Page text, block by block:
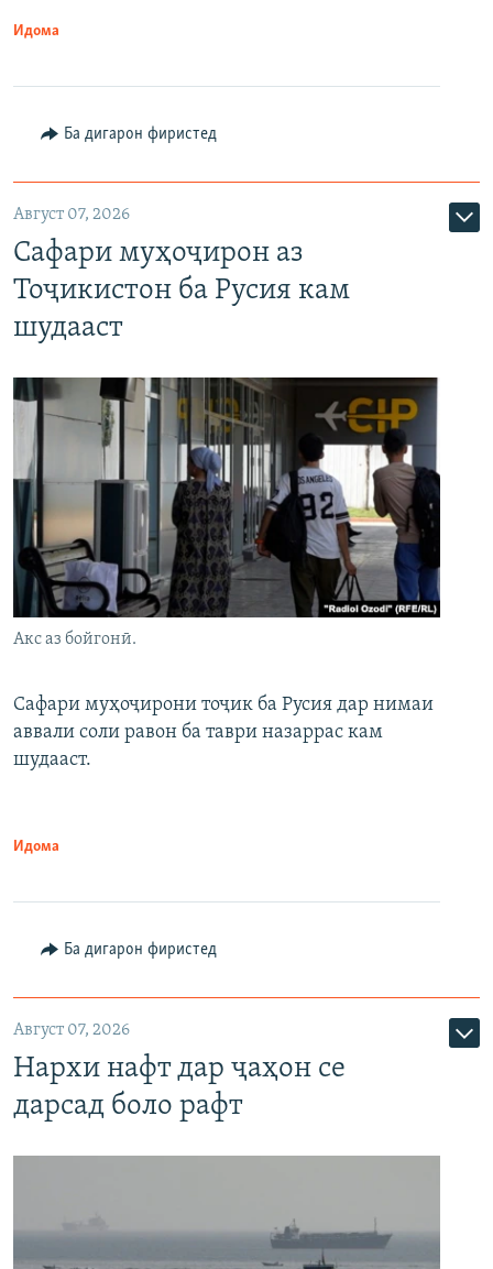
Идома
Ба дигарон фиристед
Август 07, 2026
Сафари муҳоҷирон аз
Тоҷикистон ба Русия кам
шудааст
Акс аз бойгонӣ.
Сафари муҳоҷирони тоҷик ба Русия дар нимаи
аввали соли равон ба таври назаррас кам
шудааст.
Идома
Ба дигарон фиристед
Август 07, 2026
Нархи нафт дар ҷаҳон се
дарсад боло рафт